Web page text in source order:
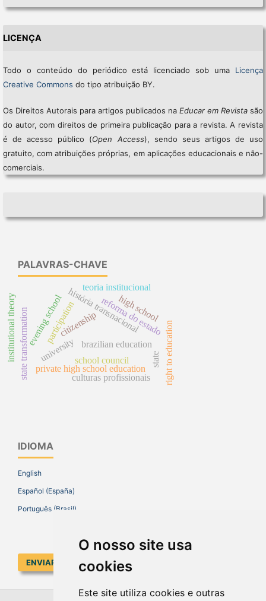
O nosso site usa
cookies
Este site utiliza cookies e outras
LICENÇA
Todo o conteúdo do periódico está licenciado sob uma Licença
Creative Commons do tipo atribuição BY.
Os Direitos Autorais para artigos publicados naEducar em Revista são
do autor, com direitos de primeira publicação para a revista. A revista
é de acesso público (Open Access), sendo seus artigos de uso
gratuito, com atribuições próprias, em aplicações educacionais e não-
comerciais.
PALAVRAS-CHAVE
história transnacional
brazilian education
school council
citizenship
participation reforma do estado
teoria institucional
private high school education
state transformation
institutional theory university
high school
evening school
right to education
culturas profissionais
state
IDIOMA
English
Español (España)
Português (Brasil)
ENVIAR SUBMISSÃO